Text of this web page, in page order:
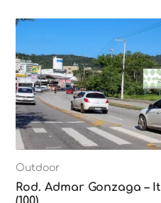
Outdoor
Rod. Admar Gonzaga –